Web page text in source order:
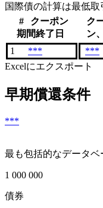
国際債の計算は最低取
#
クーポン
期間終了日
ク
ン
1
*** ***
Excelにエクスポート
早期償還条件
***
最も包括的なデータベ
1 000 000
債券